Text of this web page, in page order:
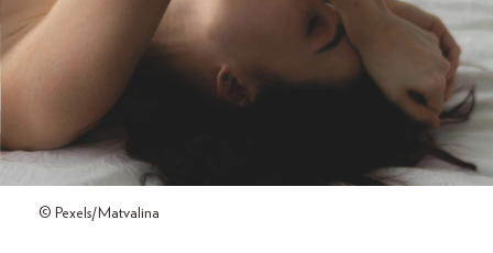
© Pexels/Matvalina